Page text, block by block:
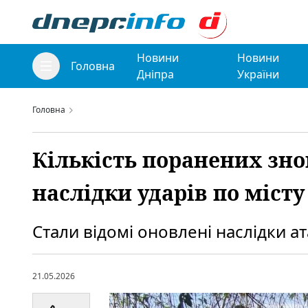
Головна
Новини
Дніпра
Новини
України
Головна
Кількість поранених
наслідки ударів по
Стали відомі оновлені наслідки
21.05.2026